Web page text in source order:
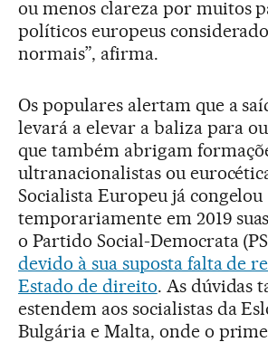
ou menos clareza por muitos
políticos europeus
normais”, afirma.
Os populares alertam que a
levará a elevar a baliza para
que também abrigam
ultranacionalistas ou
Socialista Europeu já congelou
temporariamente em 2019
o Partido Social-Democrata
devido à sua suposta falta de
Estado de direito. As dúvidas
estendem aos socialistas da
Bulgária e Malta, onde o